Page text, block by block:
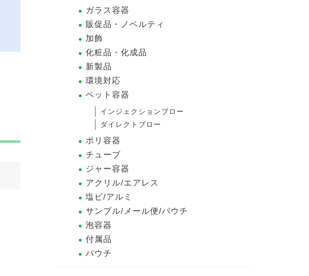
ガラス容器
販促品・ノベルティ
加飾
化粧品・化成品
新製品
環境対応
ペット容器
インジェクションブロー
ダイレクトブロー
ポリ容器
チューブ
ジャー容器
アクリル/エアレス
塩ビ/アルミ
サンプル/メール便/パウチ
泡容器
付属品
パウチ